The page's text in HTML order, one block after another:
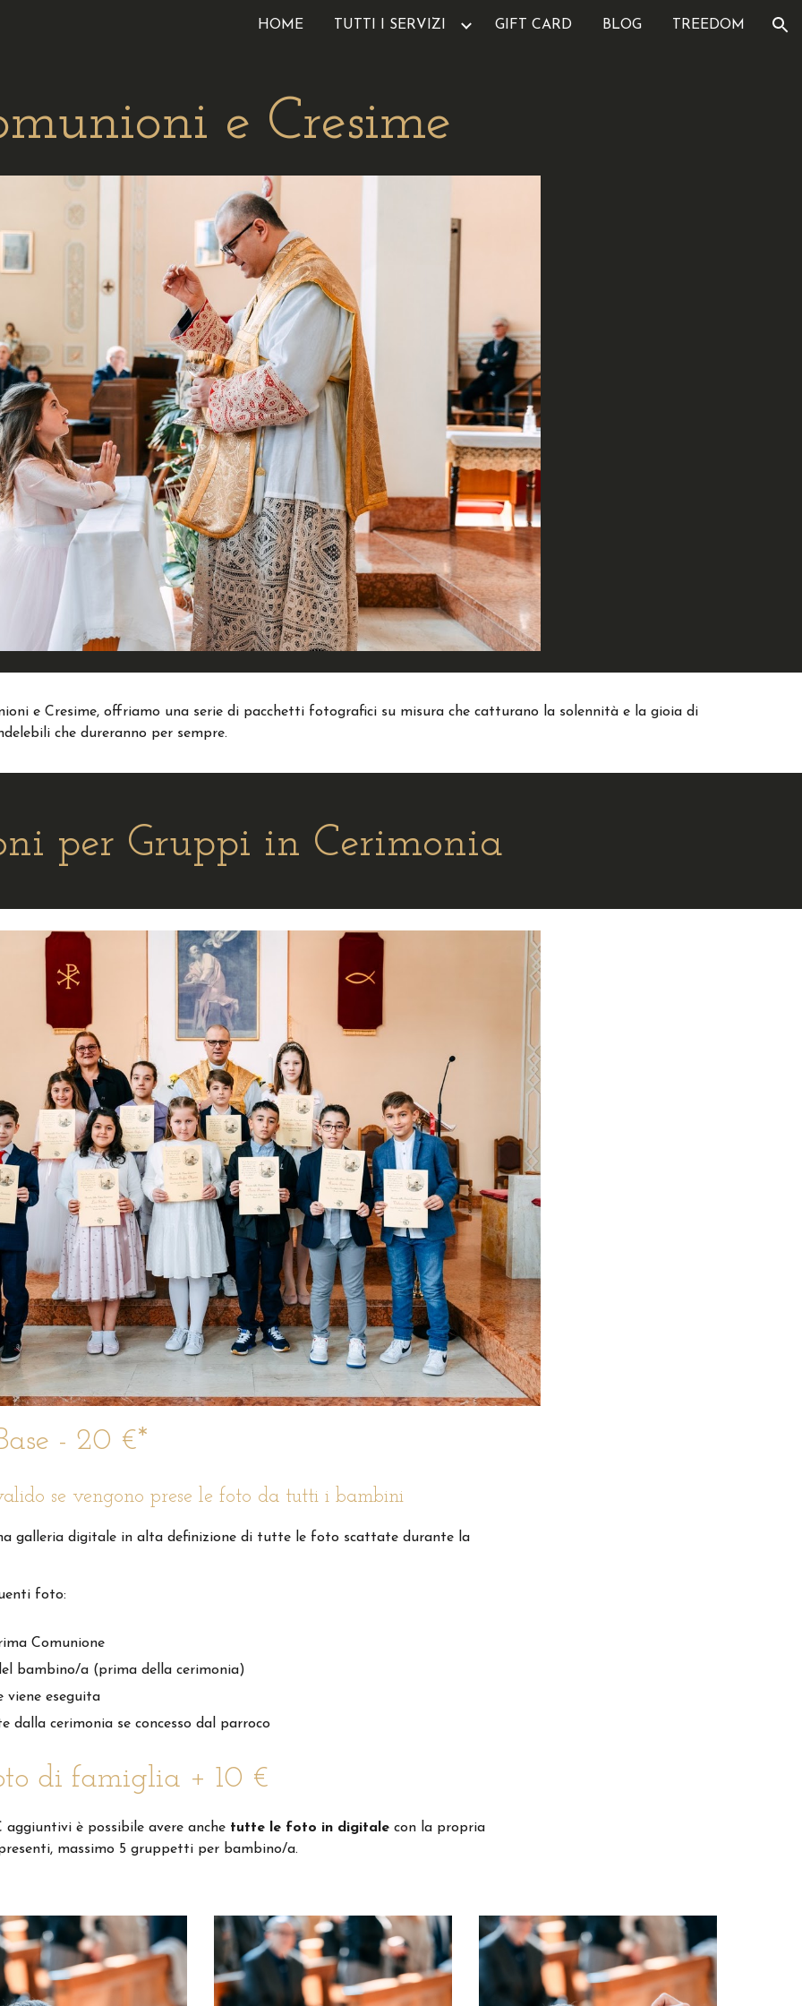
Skip to navigation
HOME TUTTI I SERVIZI GIFT CARD BLOG TREEDOM
e Cresime
e Cresime, offriamo una serie di pacchetti fotografici su misura che catturano la solennità e la gioia di
che dureranno per sempre.
per Gruppi in Cerimonia
- 20 €*
se vengono prese le foto da tutti i bambini
galleria digitale in alta definizione di tutte le foto scattate durante la
foto:
Comunione
bambino/a (prima della cerimonia)
viene eseguita
dalla cerimonia se concesso dal parroco
di famiglia + 10 €
aggiuntivi è possibile avere anche tutte le foto in digitale con la propria
massimo 5 gruppetti per bambino/a.